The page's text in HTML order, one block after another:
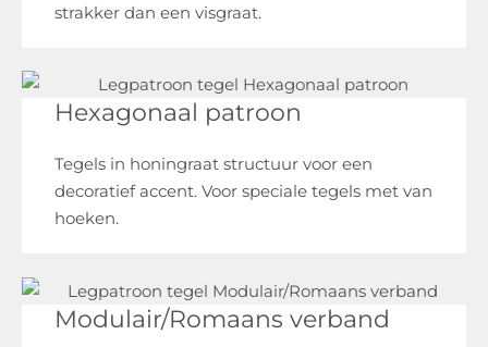
Modulair/Romaans verband
Hexagonaal patroon
Tegels in honingraat structuur voor een
decoratief accent. Voor speciale tegels met van
hoeken.
strakker dan een visgraat.